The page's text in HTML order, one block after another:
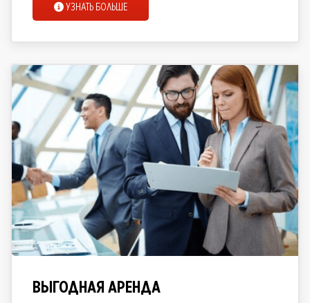
УЗНАТЬ БОЛЬШЕ
ВЫГОДНАЯ АРЕНДА